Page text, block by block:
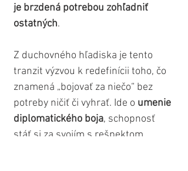
je brzdená potrebou zohľadniť
ostatných.
Z duchovného hľadiska je tento
tranzit výzvou k redefinícii toho, čo
znamená „bojovať za niečo“ bez
potreby ničiť či vyhrať. Ide o umenie
diplomatického boja, schopnosť
stáť si za svojím s rešpektom,